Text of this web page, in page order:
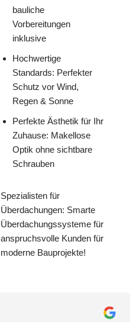
bauliche
Vorbereitungen
inklusive
Hochwertige
Standards: Perfekter
Schutz vor Wind,
Regen & Sonne
Perfekte Ästhetik für Ihr
Zuhause: Makellose
Optik ohne sichtbare
Schrauben
Spezialisten für
Überdachungen: Smarte
Überdachungssysteme für
anspruchsvolle Kunden für
moderne Bauprojekte!